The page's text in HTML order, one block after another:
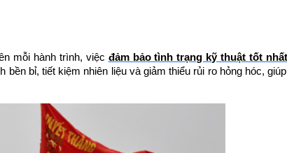
mỗi hành trình, việc đảm bảo tình trạng kỹ thuật tốt
bỉ, tiết kiệm nhiên liệu và giảm thiểu rủi ro hỏng hóc,